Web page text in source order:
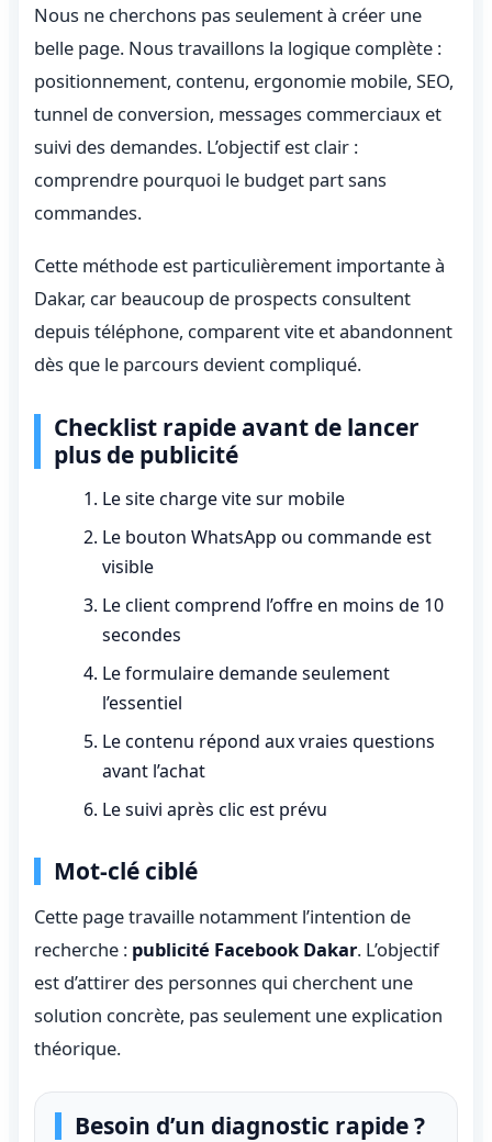
Nous ne cherchons pas seulement à créer une
belle page. Nous travaillons la logique complète :
positionnement, contenu, ergonomie mobile, SEO,
tunnel de conversion, messages commerciaux et
suivi des demandes. L’objectif est clair :
comprendre pourquoi le budget part sans
commandes.
Cette méthode est particulièrement importante à
Dakar, car beaucoup de prospects consultent
depuis téléphone, comparent vite et abandonnent
dès que le parcours devient compliqué.
Checklist rapide avant de lancer
plus de publicité
Le site charge vite sur mobile
Le bouton WhatsApp ou commande est
visible
Le client comprend l’offre en moins de 10
secondes
Le formulaire demande seulement
l’essentiel
Le contenu répond aux vraies questions
avant l’achat
Le suivi après clic est prévu
Mot-clé ciblé
Cette page travaille notamment l’intention de
recherche : publicité Facebook Dakar. L’objectif
est d’attirer des personnes qui cherchent une
solution concrète, pas seulement une explication
théorique.
Besoin d’un diagnostic rapide ?